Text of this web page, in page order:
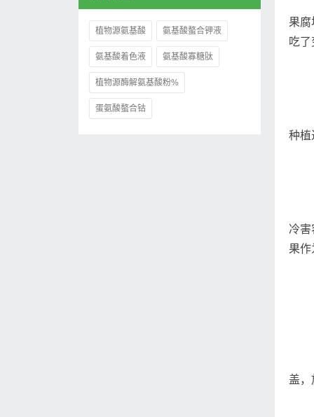
果
吃
种植
冷
果
盖
植物源氨基酸 氨基酸螯合钾液
氨基酸着色液 氨基酸寡糖肽
植物源酶解氨基酸粉%
蛋氨酸螯合钴